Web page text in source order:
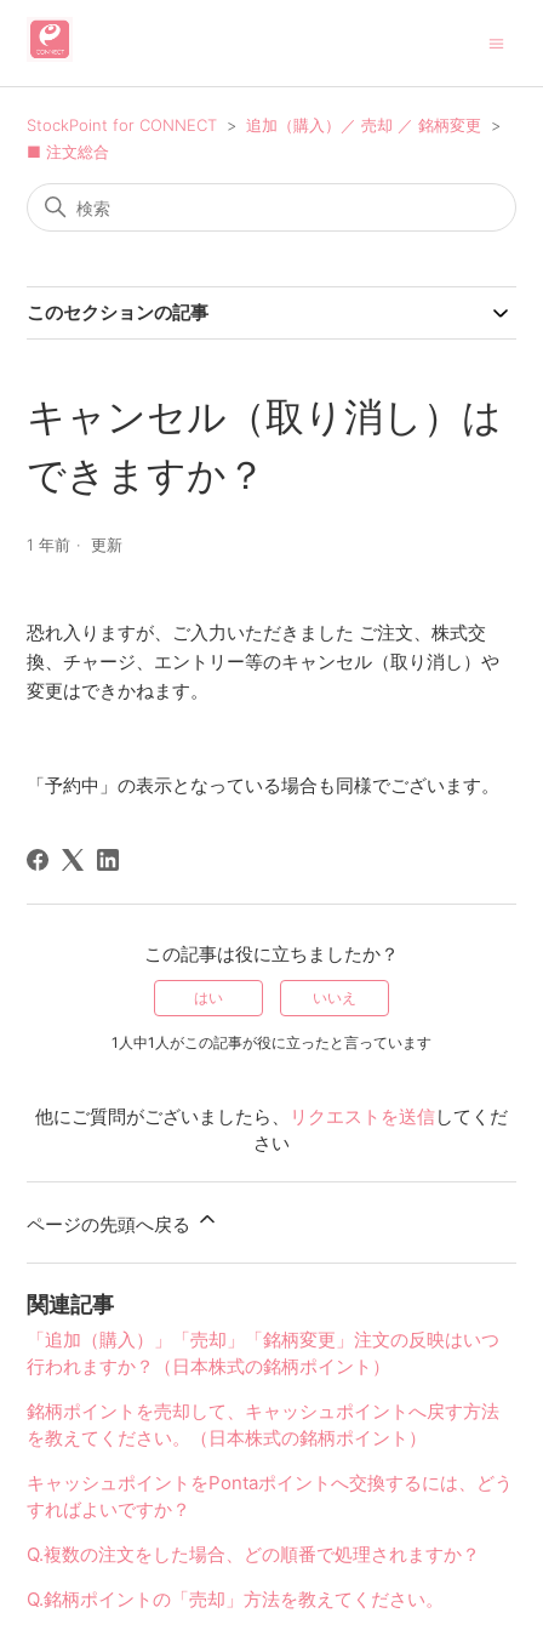
StockPoint for CONNECT
追加（購入）／ 売却 ／ 銘柄変更
■ 注文総合
このセクションの記事
キャンセル（取り消し）は
できますか？
1 年前 更新
恐れ入りますが、ご入力いただきました ご注文、株式交
換、チャージ、エントリー等のキャンセル（取り消し）や
変更はできかねます。
「予約中」の表示となっている場合も同様でございます。
この記事は役に立ちましたか？
はい いいえ
1人中1人がこの記事が役に立ったと言っています
他にご質問がございましたら、 リクエストを送信してくだ
さい
ページの先頭へ戻る
関連記事
「追加（購入）」「売却」「銘柄変更」注文の反映はいつ
行われますか？（日本株式の銘柄ポイント）
銘柄ポイントを売却して、キャッシュポイントへ戻す方法
を教えてください。（日本株式の銘柄ポイント）
キャッシュポイントをPontaポイントへ交換するには、どう
すればよいですか？
Q.複数の注文をした場合、どの順番で処理されますか？
Q.銘柄ポイントの「売却」方法を教えてください。